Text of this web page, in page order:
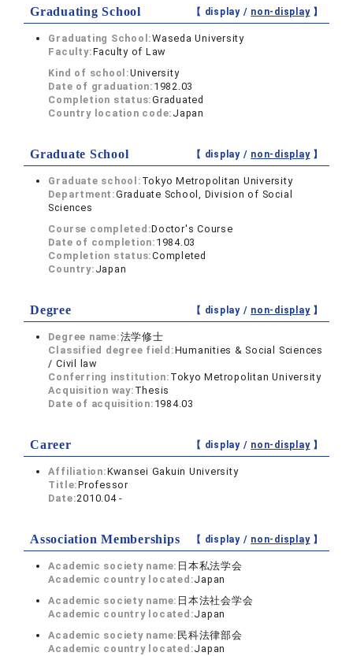
Graduating School 【 display / non-display】
Graduating School:Waseda University
Faculty:Faculty of Law
Kind of school:University
Date of graduation: 1982.03
Completion status:Graduated
Country location code: Japan
Graduate School 【 display / non-display】
Graduate school: Tokyo Metropolitan University
Department:Graduate School, Division of Social
Sciences
Course completed:Doctor's Course
Date of completion: 1984.03
Completion status:Completed
Country: Japan
Degree 【 display / non-display】
Degree name:法学修士
Classified degree field:Humanities & Social Sciences
/ Civil law
Conferring institution: Tokyo Metropolitan University
Acquisition way: Thesis
Date of acquisition: 1984.03
Career 【 display / non-display】
Affiliation:Kwansei Gakuin University
Title:Professor
Date:2010.04 -
Association Memberships 【 display / non-display】
Academic society name: 日本私法学会
Academic country located:Japan
Academic society name: 日本法社会学会
Academic country located:Japan
Academic society name: 民科法律部会
Academic country located:Japan